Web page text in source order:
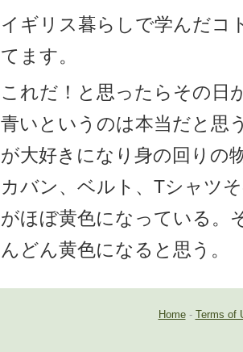
イギリス暮らしで学んだコ
てます。
これだ！と思ったらその日
青いというのは本当だと思
が大好きになり身の回りの
カバン、ベルト、Tシャツ
がほぼ黄色になっている。
んどん黄色になると思う。
Home- Terms of